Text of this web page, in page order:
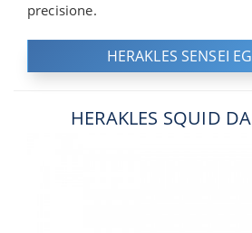
precisione.
HERAKLES SENSEI
HERAKLES SQUID